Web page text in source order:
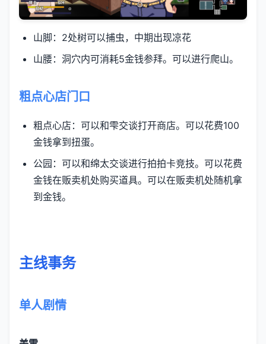
山脚：2处树可以捕虫，中期出现凉花
山腰：洞穴内可消耗5金钱参拜。可以进行爬山。
粗点心店门口
粗点心店：可以和雫交谈打开商店。可以花费100
金钱拿到扭蛋。
公园：可以和绵太交谈进行拍拍卡竞技。可以花费
金钱在贩卖机处购买道具。可以在贩卖机处随机拿
到金钱。
主线事务
单人剧情